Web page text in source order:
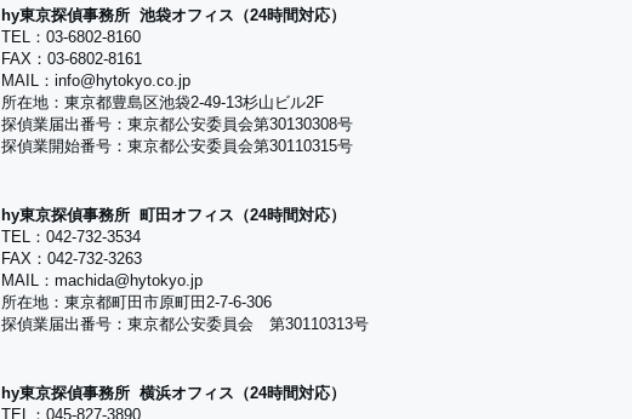
hy東京探偵事務所 池袋オフィス（24時間対応）
TEL：03-6802-8160
FAX：03-6802-8161
MAIL：info@hytokyo.co.jp
所在地：東京都豊島区池袋2-49-13杉山ビル2F
探偵業届出番号：東京都公安委員会第30130308号
探偵業開始番号：東京都公安委員会第30110315号
hy東京探偵事務所 町田オフィス（24時間対応）
TEL：042-732-3534
FAX：042-732-3263
MAIL：machida@hytokyo.jp
所在地：東京都町田市原町田2-7-6-306
探偵業届出番号：東京都公安委員会 第30110313号
hy東京探偵事務所 横浜オフィス（24時間対応）
TEL：045-827-3890